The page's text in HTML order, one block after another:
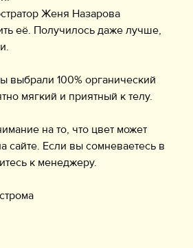
Женя Назарова
её. Получилось даже лучше,
выбрали 100% органический
мягкий и приятный к телу.
на то, что цвет может
сайте. Если вы сомневаетесь в
к менеджеру.